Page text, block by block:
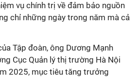
vụ chính trị về đảm bảo nguồn
chỉ những ngày trong năm mà cả
Tập đoàn, ông Dương Mạnh
Cục Quản lý thị trường Hà Nội
2025, mục tiêu tăng trưởng